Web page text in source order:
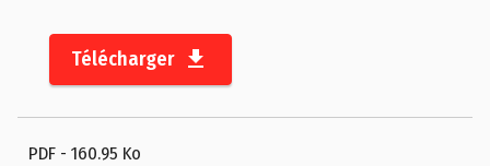
Télécharger
PDF - 160.95 Ko